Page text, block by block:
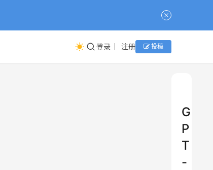
登录 注册 投稿
G
P
T
-